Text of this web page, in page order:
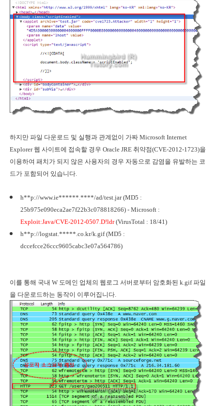
하지만 파일 다운로드 및 실행과 관계없이 가짜 Microsoft Internet
Explorer 웹 사이트에 접속할 경우 Oracle JRE 취약점(CVE-2012-1723)을
이용하여 패치가 되지 않은 사용자의 경우 자동으로 감염을 유발하는 코
드가 포함되어 있습니다.
h**p://www.ie******.****/ad/test.jar (MD5 :
25b975e090eca2ae7f22b3c078818266) - Microsoft :
Exploit:Java/CVE-2012-0507.D!ldr(VirusTotal : 18/41)
h**p://logstat.*****.co.kr/k.gif (MD5 :
dccefcce26ccc9605cabc3e07a564786)
이를 통해 국내 W 도메인 업체의 웹로그 서버로부터 암호화된 k.gif 파일
을 다운로드하는 동작이 이루어집니다.